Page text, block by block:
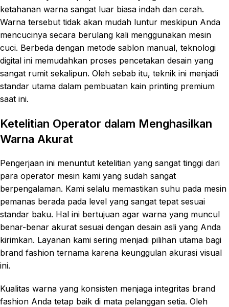
ketahanan warna sangat luar biasa indah dan cerah.
Warna tersebut tidak akan mudah luntur meskipun Anda
mencucinya secara berulang kali menggunakan mesin
cuci. Berbeda dengan metode sablon manual, teknologi
digital ini memudahkan proses pencetakan desain yang
sangat rumit sekalipun. Oleh sebab itu, teknik ini menjadi
standar utama dalam pembuatan kain printing premium
saat ini.
Ketelitian Operator dalam Menghasilkan
Warna Akurat
Pengerjaan ini menuntut ketelitian yang sangat tinggi dari
para operator mesin kami yang sudah sangat
berpengalaman. Kami selalu memastikan suhu pada mesin
pemanas berada pada level yang sangat tepat sesuai
standar baku. Hal ini bertujuan agar warna yang muncul
benar-benar akurat sesuai dengan desain asli yang Anda
kirimkan. Layanan kami sering menjadi pilihan utama bagi
brand fashion ternama karena keunggulan akurasi visual
ini.
Kualitas warna yang konsisten menjaga integritas brand
fashion Anda tetap baik di mata pelanggan setia. Oleh